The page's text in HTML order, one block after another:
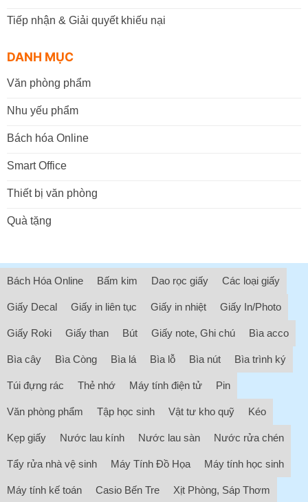
Tiếp nhận & Giải quyết khiếu nại
DANH MỤC
Văn phòng phẩm
Nhu yếu phẩm
Bách hóa Online
Smart Office
Thiết bị văn phòng
Quà tặng
Bách Hóa Online Bấm kim Dao rọc giấy Các loại giấy
Giấy Decal Giấy in liên tục Giấy in nhiệt Giấy In/Photo
Giấy Roki Giấy than Bút Giấy note, Ghi chú Bìa acco
Bìa cây Bìa Còng Bìa lá Bìa lỗ Bìa nút Bìa trình ký
Túi đựng rác Thẻ nhớ Máy tính điện tử Pin
Văn phòng phẩm Tập học sinh Vật tư kho quỹ Kéo
Kẹp giấy Nước lau kính Nước lau sàn Nước rửa chén
Tẩy rửa nhà vệ sinh Máy Tính Đồ Họa Máy tính học sinh
Máy tính kế toán Casio Bến Tre Xịt Phòng, Sáp Thơm